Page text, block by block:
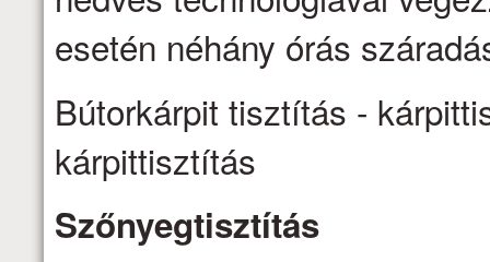
esetén néhány órás
Bútorkárpit tisztítás -
kárpittisztítás
Szőnyegtisztítás